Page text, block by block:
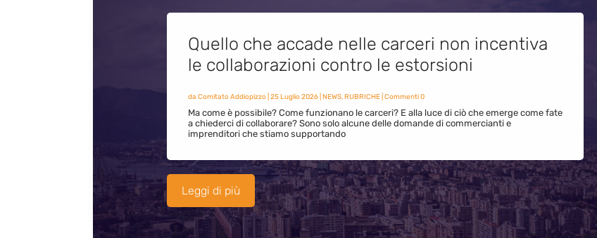
Quello che accade nelle carceri non incentiva
le collaborazioni contro le estorsioni
da Comitato Addiopizzo| 25 Luglio 2026| NEWS,RUBRICHE| Commenti 0
Ma come è possibile? Come funzionano le carceri? E alla luce di ciò che emerge come fate
a chiederci di collaborare? Sono solo alcune delle domande di commercianti e
imprenditori che stiamo supportando
Leggi di più